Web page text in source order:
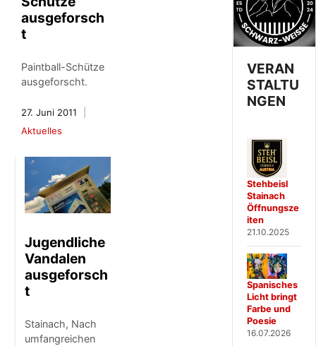
ausgeforsch
t
Paintball-Schütze
ausgeforscht.
27. Juni 2011
Aktuelles
Jugendliche
Vandalen
ausgeforsch
t
Stainach, Nach
umfangreichen
VERAN
STALTU
NGEN
Stehbeisl
Stainach
Öffnungsze
iten
21.10.2025
Spanisches
Licht bringt
Farbe und
Poesie
16.07.2026